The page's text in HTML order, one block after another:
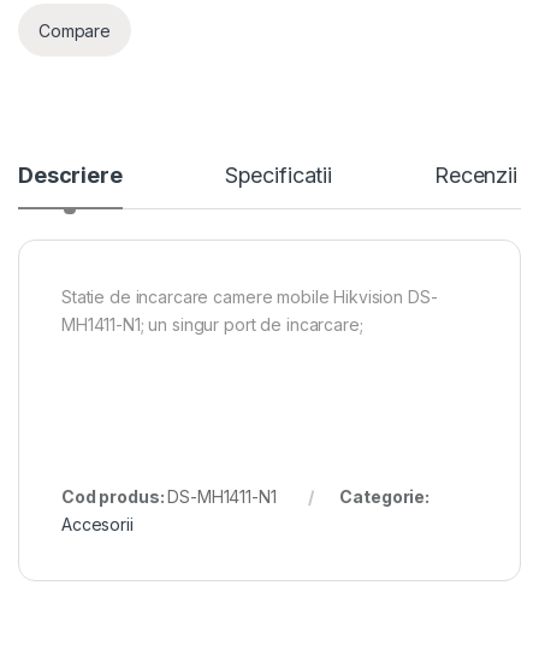
Compare
Descriere Specificatii Recenzii
Statie de incarcare camere mobile Hikvision DS-
MH1411-N1; un singur port de incarcare;
Cod produs:DS-MH1411-N1
Categorie:
Accesorii